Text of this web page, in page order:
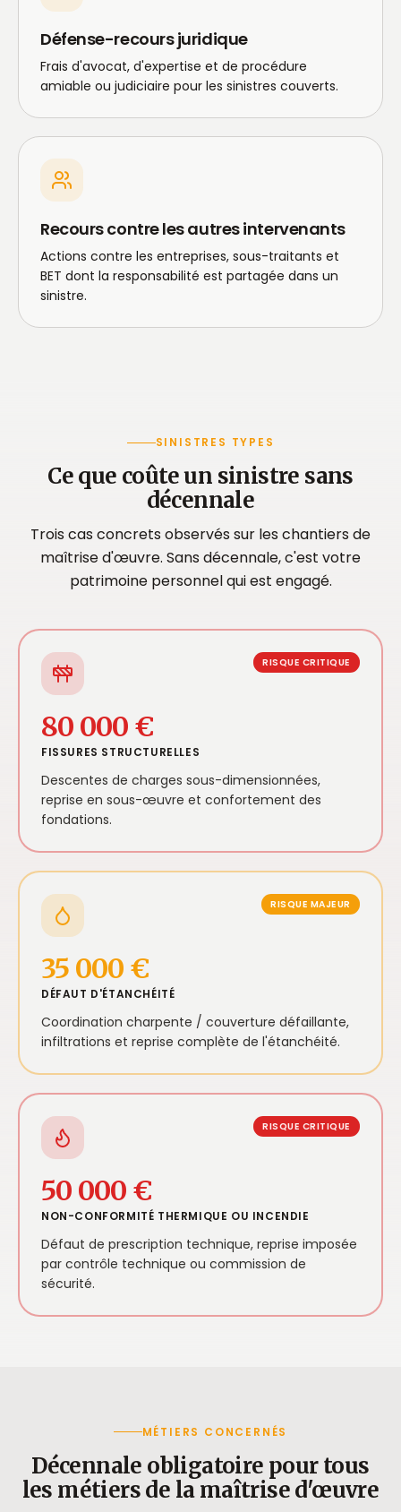
Défense-recours juridique
Frais d'avocat, d'expertise et de procédure
amiable ou judiciaire pour les sinistres couverts.
Recours contre les autres intervenants
Actions contre les entreprises, sous-traitants et
BET dont la responsabilité est partagée dans un
sinistre.
SINISTRES TYPES
Ce que coûte un sinistre sans
décennale
Trois cas concrets observés sur les chantiers de
maîtrise d'œuvre. Sans décennale, c'est votre
patrimoine personnel qui est engagé.
RISQUE CRITIQUE
80 000 €
FISSURES STRUCTURELLES
Descentes de charges sous-dimensionnées,
reprise en sous-œuvre et confortement des
fondations.
RISQUE MAJEUR
35 000 €
DÉFAUT D'ÉTANCHÉITÉ
Coordination charpente / couverture défaillante,
infiltrations et reprise complète de l'étanchéité.
RISQUE CRITIQUE
50 000 €
NON-CONFORMITÉ THERMIQUE OU INCENDIE
Défaut de prescription technique, reprise imposée
par contrôle technique ou commission de
sécurité.
MÉTIERS CONCERNÉS
Décennale obligatoire pour tous
les métiers de la maîtrise d'œuvre